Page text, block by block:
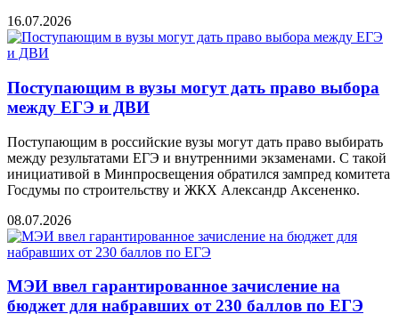
16.07.2026
Поступающим в вузы могут дать право выбора
между ЕГЭ и ДВИ
Поступающим в российские вузы могут дать право выбирать
между результатами ЕГЭ и внутренними экзаменами. С такой
инициативой в Минпросвещения обратился зампред комитета
Госдумы по строительству и ЖКХ Александр Аксененко.
08.07.2026
МЭИ ввел гарантированное зачисление на
бюджет для набравших от 230 баллов по ЕГЭ